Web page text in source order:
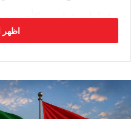
قرارات ترامب الأخرى-
نص المقال
وهيغسيث:
اظهر